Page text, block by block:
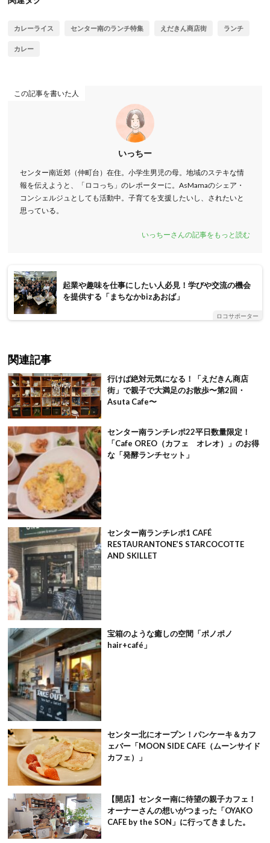
カレーライス センター南のランチ特集 えだきん商店街 ランチ
カレー
この記事を書いた人
いっちー
センター南近郊（仲町台）在住。小学生男児の母。地域のステキな情
報を伝えようと、「ロコっち」のレポーターに。AsMamaのシェア・
コンシェルジュとしても活動中。子育てを支援したいし、されたいと
思っている。
いっちーさんの記事をもっと読む
起業や趣味を仕事にしたい人必見！学びや交流の機会
を提供する「まちなかbizあおば」
ロコサポーター
関連記事
行けば絶対元気になる！「えだきん商店
街」で親子で大満足のお散歩〜第2回・
Asuta Cafe〜
センター南ランチレポ22平日数量限定！
「Cafe OREO（カフェ オレオ）」のお得
な「発酵ランチセット」
センター南ランチレポ1 CAFÉ
RESTAURANTONE’S STARCOCOTTE
AND SKILLET
宝箱のような癒しの空間「ポノポノ
hair+café」
センター北にオープン！パンケーキ＆カフ
ェバー「MOON SIDE CAFE（ムーンサイド
カフェ）」
【開店】センター南に待望の親子カフェ！
オーナーさんの想いがつまった「OYAKO
CAFE by the SON」に行ってきました。